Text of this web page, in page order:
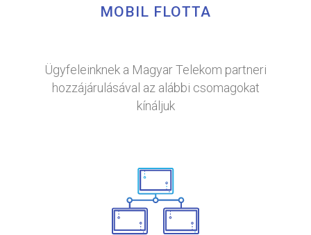
MOBIL FLOTTA
Ügyfeleinknek a Magyar Telekom partneri
hozzájárulásával az alábbi csomagokat
kínáljuk